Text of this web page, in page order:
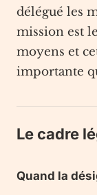
délégué les
mission est
moyens et
importante
Le cadre
Quand la